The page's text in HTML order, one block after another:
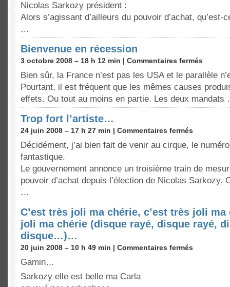
Nicolas Sarkozy président :
Alors s’agissant d’ailleurs du pouvoir d’achat, qu’est-
…
Bienvenue en récession
3 octobre 2008 – 18 h 12 min | Commentaires fermés
Bien sûr, la France n’est pas les USA et le parallèle
Pourtant, il est fréquent que les mêmes causes
effets. Ou tout au moins en partie. Les deux mandats
Trop fort l’artiste…
24 juin 2008 – 17 h 27 min | Commentaires fermés
Décidément, j’ai bien fait de venir au cirque, le
fantastique.
Le gouvernement annonce un troisième train de
pouvoir d’achat depuis l’élection de Nicolas Sarkozy.
…
C’est très joli ma chérie, c’est très joli ma
joli ma chérie (disque rayé, disque rayé,
disque…)…
20 juin 2008 – 10 h 49 min | Commentaires fermés
Gamin…
Sarkozy elle est belle ma Carla